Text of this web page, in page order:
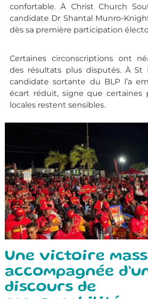
confortable. À Christ Church
candidate Dr Shantal Munro-
dès sa première participation
Certaines circonscriptions ont
des résultats plus disputés. À St
candidate sortante du BLP l’a
écart réduit, signe que certaines
locales restent sensibles.
Une victoire
accompagnée
discours de